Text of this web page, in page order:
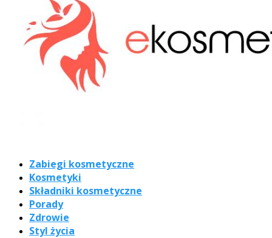
Zabiegi kosmetyczne
Kosmetyki
Składniki kosmetyczne
Porady
Zdrowie
Styl życia